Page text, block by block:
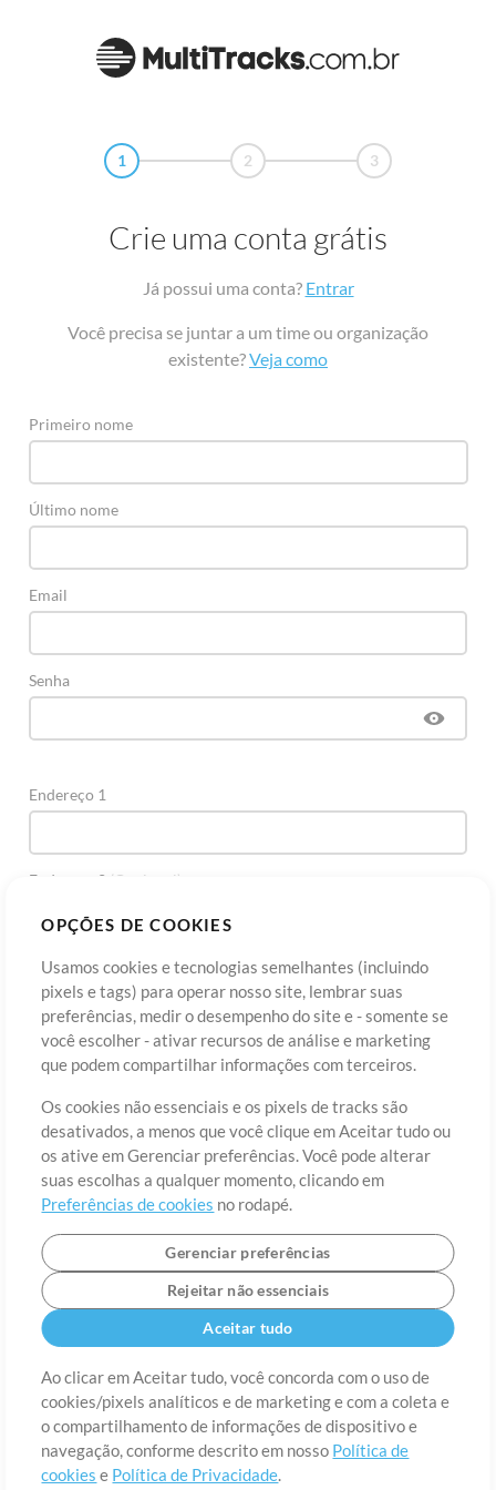
OPÇÕES DE COOKIES
Usamos cookies e tecnologias semelhantes (incluindo
pixels e tags) para operar nosso site, lembrar suas
preferências, medir o desempenho do site e - somente se
você escolher - ativar recursos de análise e marketing
que podem compartilhar informações com terceiros.
Os cookies não essenciais e os pixels de tracks são
desativados, a menos que você clique em Aceitar tudo ou
os ative em Gerenciar preferências. Você pode alterar
suas escolhas a qualquer momento, clicando em
Preferências de cookies no rodapé.
Gerenciar preferências
Rejeitar não essenciais
Aceitar tudo
Ao clicar em Aceitar tudo, você concorda com o uso de
cookies/pixels analíticos e de marketing e com a coleta e
o compartilhamento de informações de dispositivo e
navegação, conforme descrito em nosso Política de
cookies e Política de Privacidade.
1 2 3
Crie uma conta grátis
Já possui uma conta? Entrar
Você precisa se juntar a um time ou organização
existente?Veja como
Primeiro nome
Último nome
Email
Senha
Endereço 1
Endereço 2 (Opcional)
Cidade
País CEP
Estado Idioma
Sobre Termos de Uso Política de Privacidade
Preferências de
cookies
Contato
©2006-2026 por MultiTracks LLC. Todos os Direitos Reservados.